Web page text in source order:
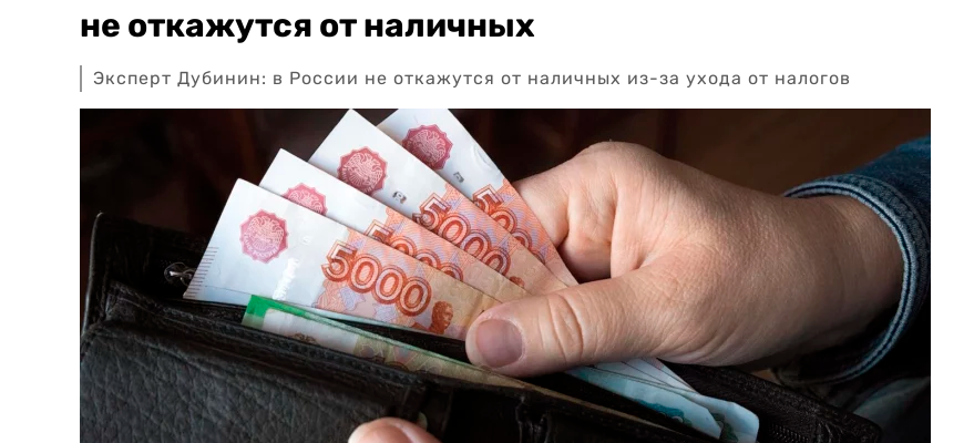
не откажутся от наличных
Эксперт Дубинин: в России не откажутся от наличных из-за ухода от налогов